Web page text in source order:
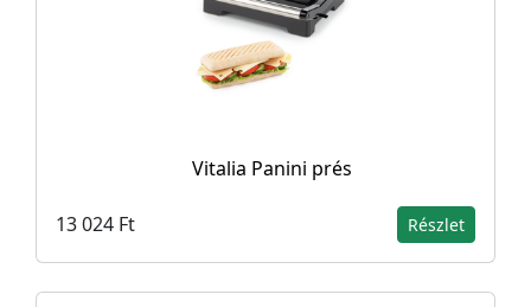
Vitalia Panini prés
13 024 Ft Részlet